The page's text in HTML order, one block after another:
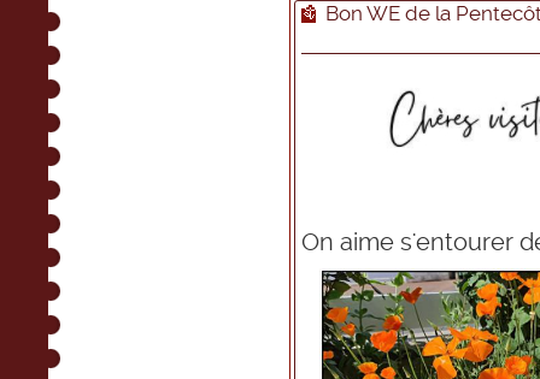
Bon WE de la
On aime s'entourer